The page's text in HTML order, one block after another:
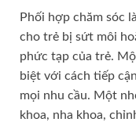
Phối hợp chăm sóc
cho trẻ bị sứt môi
phức tạp của trẻ.
biệt với cách tiếp
mọi nhu cầu. Một
khoa, nha khoa,